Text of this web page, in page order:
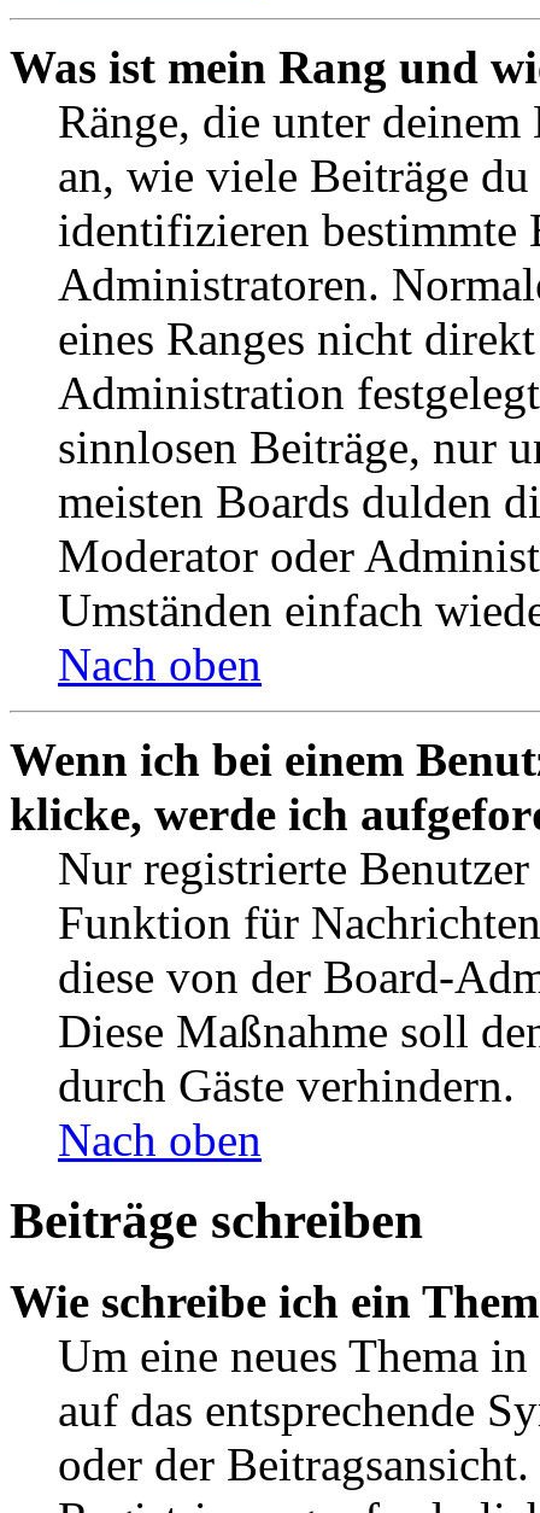
Was ist mein Rang und
Ränge, die unter deinem
an, wie viele Beiträge
identifizieren bestimmte
Administratoren.
eines Ranges nicht
Administration
sinnlosen Beiträge, nur
meisten Boards dulden
Moderator oder
Umständen einfach
Nach oben
Wenn ich bei einem
klicke, werde ich
Nur registrierte
Funktion für
diese von der Board-
Diese Maßnahme soll
durch Gäste verhindern.
Nach oben
Beiträge schreiben
Wie schreibe ich ein
Um eine neues Thema
auf das entsprechende
oder der